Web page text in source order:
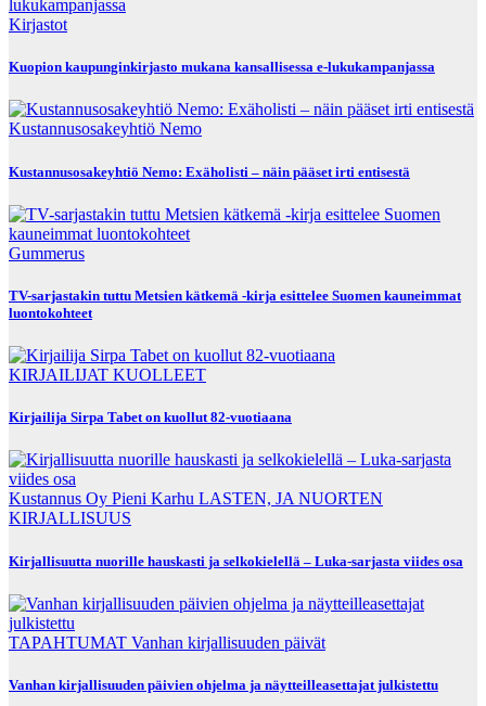
Kirjastot
Kuopion kaupunginkirjasto mukana kansallisessa e-lukukampanjassa
Kustannusosakeyhtiö Nemo
Kustannusosakeyhtiö Nemo: Exäholisti – näin pääset irti entisestä
Gummerus
TV-sarjastakin tuttu Metsien kätkemä -kirja esittelee Suomen kauneimmat
luontokohteet
KIRJAILIJAT KUOLLEET
Kirjailija Sirpa Tabet on kuollut 82-vuotiaana
Kustannus Oy Pieni Karhu LASTEN, JA NUORTEN
KIRJALLISUUS
Kirjallisuutta nuorille hauskasti ja selkokielellä – Luka-sarjasta viides osa
TAPAHTUMAT Vanhan kirjallisuuden päivät
Vanhan kirjallisuuden päivien ohjelma ja näytteilleasettajat julkistettu